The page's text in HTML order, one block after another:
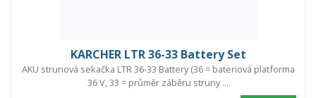
KARCHER LTR 36-33 Battery Set
AKU strunová sekačka LTR 36-33 Battery (36 = bateriová platforma
36 V, 33 = průměr záběru struny ...